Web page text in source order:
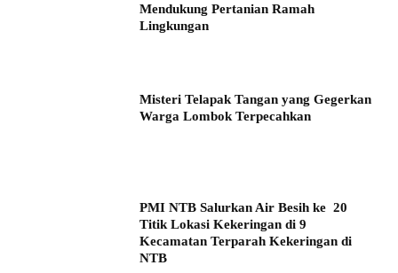
Mendukung Pertanian Ramah
Lingkungan
Misteri Telapak Tangan yang Gegerkan
Warga Lombok Terpecahkan
PMI NTB Salurkan Air Besih ke 20
Titik Lokasi Kekeringan di 9
Kecamatan Terparah Kekeringan di
NTB